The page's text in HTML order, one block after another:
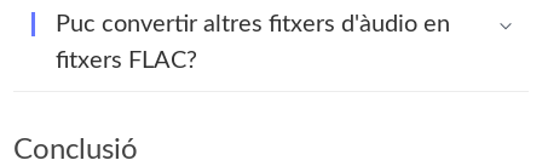
Puc convertir altres fitxers d'àudio en
fitxers FLAC?
Conclusió